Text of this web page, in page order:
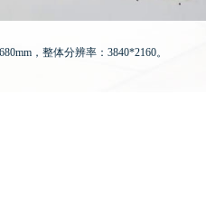
，整体分辨率 ： 3840*2160。